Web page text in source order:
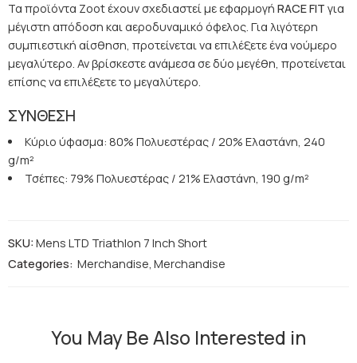
Τα προϊόντα Zoot έχουν σχεδιαστεί με εφαρμογή RACE FIT για
μέγιστη απόδοση και αεροδυναμικό όφελος. Για λιγότερη
συμπιεστική αίσθηση, προτείνεται να επιλέξετε ένα νούμερο
μεγαλύτερο. Αν βρίσκεστε ανάμεσα σε δύο μεγέθη, προτείνεται
επίσης να επιλέξετε το μεγαλύτερο.
ΣΥΝΘΕΣΗ
Κύριο ύφασμα: 80% Πολυεστέρας / 20% Ελαστάνη, 240
g/m²
Τσέπες: 79% Πολυεστέρας / 21% Ελαστάνη, 190 g/m²
SKU: Mens LTD Triathlon 7 Inch Short
Categories: Merchandise Merchandise
You May Be Also Interested in